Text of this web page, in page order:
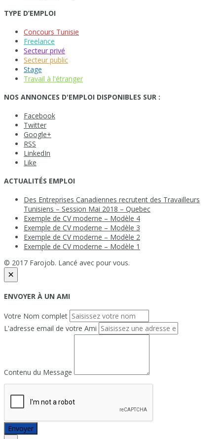
TYPE D’EMPLOI
Concours Tunisie
Freelance
Secteur privé
Secteur public
Stage
Travail à l'étranger
NOS ANNONCES D'EMPLOI DISPONIBLES SUR :
Facebook
Twitter
Google+
RSS
LinkedIn
Like
ACTUALITÉS EMPLOI
Des Entreprises Canadiennes recrutent des Travailleurs
Tunisiens – Session Mai 2018 – Quebec
Exemple de CV moderne – Modèle 4
Exemple de CV moderne – Modèle 3
Exemple de CV moderne – Modèle 2
Exemple de CV moderne – Modèle 1
© 2017 Farojob. Lancé avec pour vous.
×
ENVOYER À UN AMI
Votre Nom complet
L'adresse email de votre Ami
Contenu du Message
Envoyer